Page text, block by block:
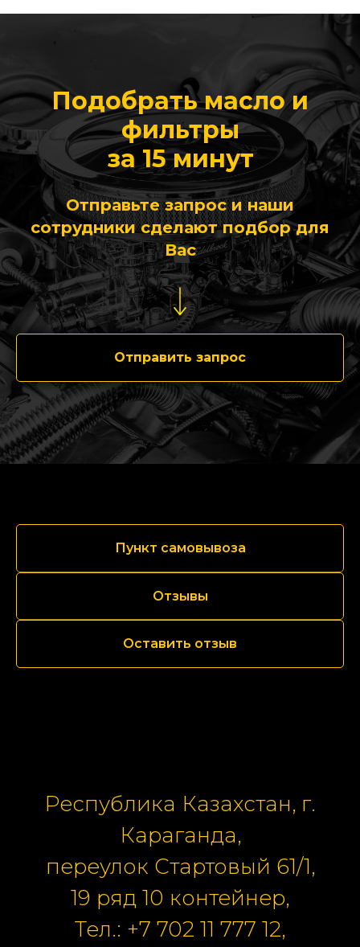
Подобрать масло и
фильтры
за 15 минут
Отправьте запрос и наши
сотрудники сделают подбор для
Вас
Отправить запрос
Пункт самовывоза
Отзывы
Оставить отзыв
Республика Казахстан, г.
Караганда,
переулок Стартовый 61/1,
19 ряд 10 контейнер,
Тел.: +7 702 11 777 12,